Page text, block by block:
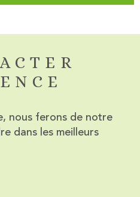
nous ferons de notre
dans les meilleurs